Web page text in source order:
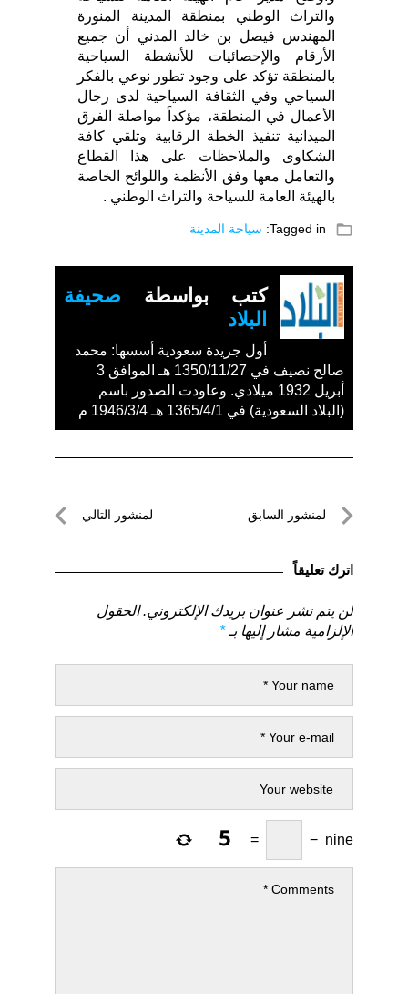
والتراث الوطني بمنطقة المدينة المنورة
المهندس فيصل بن خالد المدني أن جميع
الأرقام والإحصائيات للأنشطة السياحية
بالمنطقة تؤكد على وجود تطور نوعي بالفكر
السياحي وفي الثقافة السياحية لدى رجال
الأعمال في المنطقة، مؤكداً مواصلة الفرق
الميدانية تنفيذ الخطة الرقابية وتلقي كافة
الشكاوى والملاحظات على هذا القطاع
والتعامل معها وفق الأنظمة واللوائح الخاصة
بالهيئة العامة للسياحة والتراث الوطني .
folder_open
Tagged in: سياحة المدينة
كتب بواسطة صحيفة
البلاد
أول جريدة سعودية أسسها: محمد
صالح نصيف في 1350/11/27 هـ الموافق 3
أبريل 1932 ميلادي. وعاودت الصدور باسم
(البلاد السعودية) في 1365/4/1 هـ 1946/3/4 م
تصفّحلمنشور السابق
السابق
لمنشور التالي
اترك تعليقاً
لن يتم نشر عنوان بريدك الإلكتروني. الحقول
الإلزامية مشار إليها بـ*
nine
−
=